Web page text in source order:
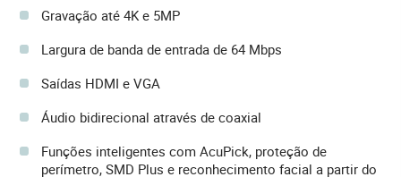
Gravação até 4K e 5MP
Largura de banda de entrada de 64 Mbps
Saídas HDMI e VGA
Áudio bidirecional através de coaxial
Funções inteligentes com AcuPick, proteção de
perímetro, SMD Plus e reconhecimento facial a partir do